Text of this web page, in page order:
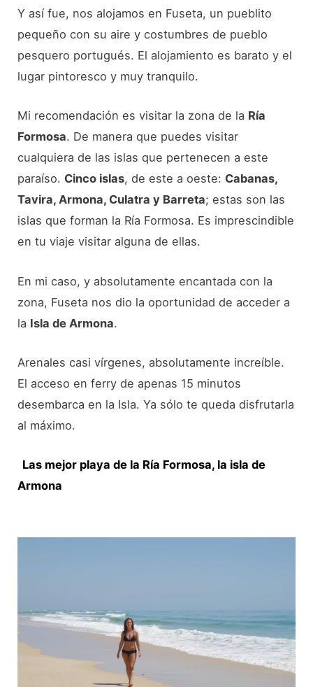
Y así fue, nos alojamos en Fuseta, un pueblito
pequeño con su aire y costumbres de pueblo
pesquero portugués. El alojamiento es barato y el
lugar pintoresco y muy tranquilo.
Mi recomendación es visitar la zona de la Ría
Formosa. De manera que puedes visitar
cualquiera de las islas que pertenecen a este
paraíso. Cinco islas, de este a oeste: Cabanas,
Tavira, Armona, Culatra y Barreta; estas son las
islas que forman la Ría Formosa. Es imprescindible
en tu viaje visitar alguna de ellas.
En mi caso, y absolutamente encantada con la
zona, Fuseta nos dio la oportunidad de acceder a
la Isla de Armona.
Arenales casi vírgenes, absolutamente increíble.
El acceso en ferry de apenas 15 minutos
desembarca en la Isla. Ya sólo te queda disfrutarla
al máximo.
Las mejor playa de la Ría Formosa, la isla de
Armona